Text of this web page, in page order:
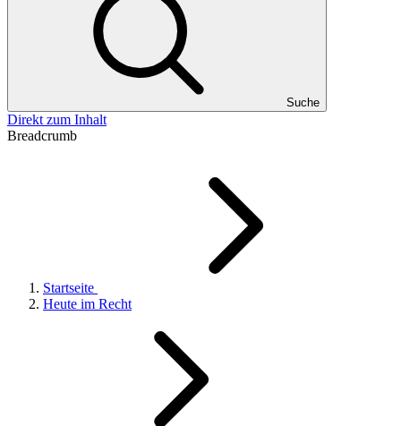
Suche
Direkt zum Inhalt
Breadcrumb
Startseite
Heute im Recht